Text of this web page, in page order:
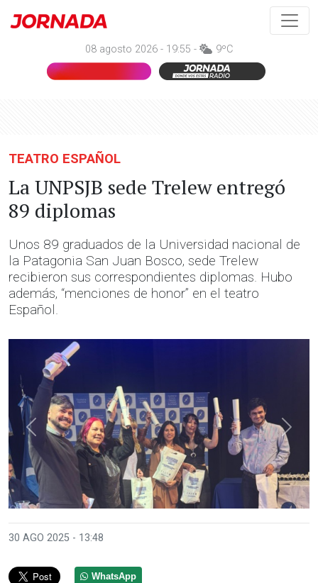
08 agosto 2026 - 19:55 - 9ºC
TEATRO ESPAÑOL
La UNPSJB sede Trelew entregó
89 diplomas
Unos 89 graduados de la Universidad nacional de
la Patagonia San Juan Bosco, sede Trelew
recibieron sus correspondientes diplomas. Hubo
además, “menciones de honor” en el teatro
Español.
Anterior
30 AGO 2025 - 13:48
WhatsApp